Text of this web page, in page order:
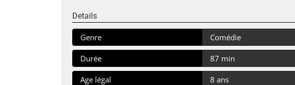
Details
Genre Comédie
Durée 87 min
Age légal 8 ans